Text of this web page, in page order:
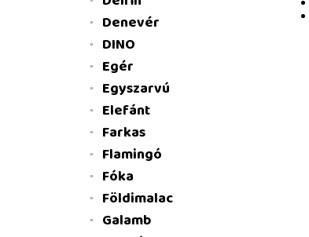
Denevér
DINO
Egér
Egyszarvú
Elefánt
Farkas
Flamingó
Fóka
Földimalac
Galamb